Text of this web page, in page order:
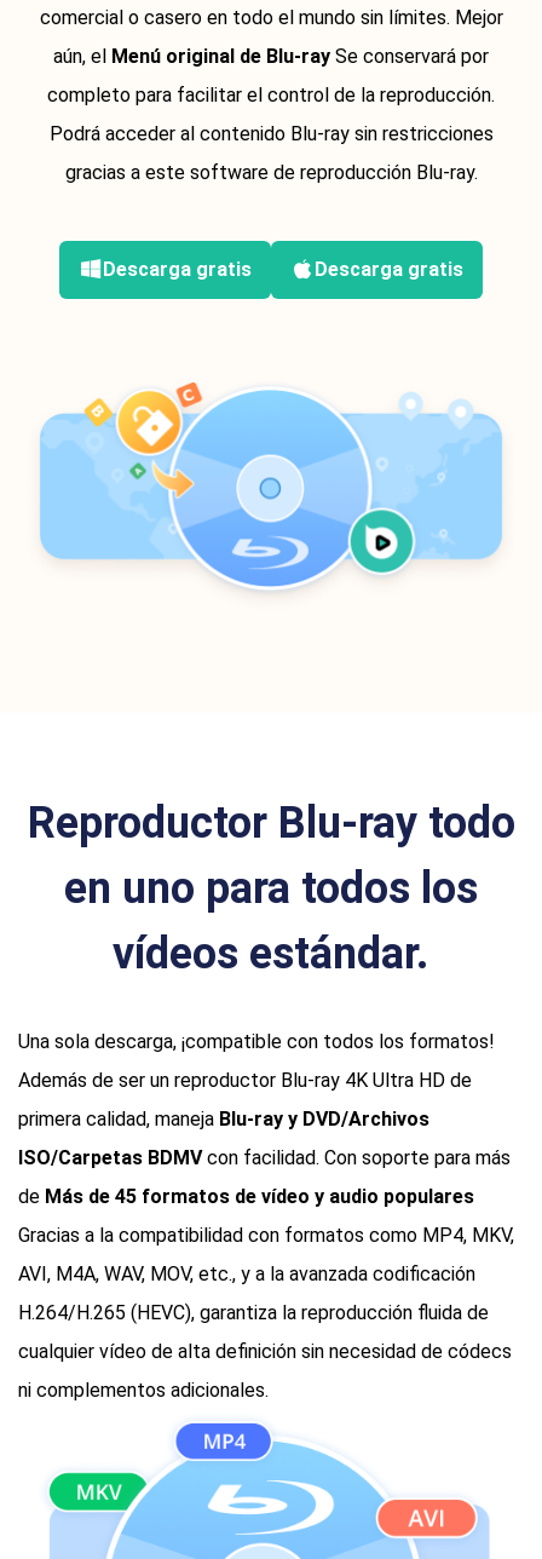
comercial o casero en todo el mundo sin límites. Mejor
aún, el Menú original de Blu-ray Se conservará por
completo para facilitar el control de la reproducción.
Podrá acceder al contenido Blu-ray sin restricciones
gracias a este software de reproducción Blu-ray.
Descarga gratis Descarga gratis
Reproductor Blu-ray todo
en uno para todos los
vídeos estándar.
Una sola descarga, ¡compatible con todos los formatos!
Además de ser un reproductor Blu-ray 4K Ultra HD de
primera calidad, maneja Blu-ray y DVD/Archivos
ISO/Carpetas BDMVcon facilidad. Con soporte para más
de Más de 45 formatos de vídeo y audio populares
Gracias a la compatibilidad con formatos como MP4, MKV,
AVI, M4A, WAV, MOV, etc., y a la avanzada codificación
H.264/H.265 (HEVC), garantiza la reproducción fluida de
cualquier vídeo de alta definición sin necesidad de códecs
ni complementos adicionales.